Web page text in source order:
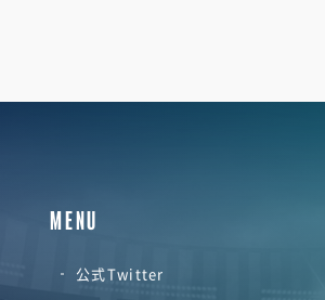
MENU
公式Twitter